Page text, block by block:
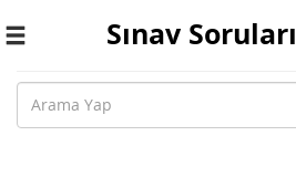
Toggle
Sınav Soruları